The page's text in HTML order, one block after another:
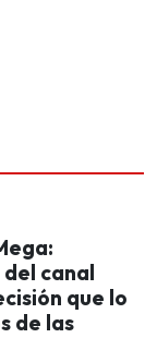
canal
que lo
de las